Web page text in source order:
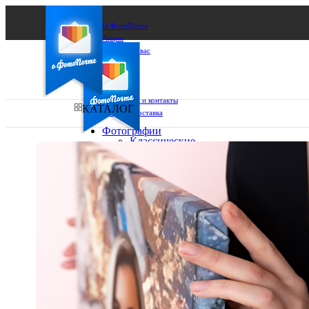
О ФотоПочте
Акции
Сделаем за вас
Бизнесу
FAQ
Франшиза
Поддержка и контакты
Оплата и доставка
Ваш город:
Ваш регион доставки
Выберите из списка:
КАТАЛОГ
Фотографии
Классические
10х15
13х18
15х15
15х20
20х20
20х30
30х30
30х40
А4
Фото